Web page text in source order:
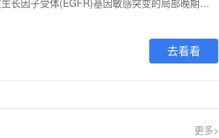
【功能主治】 本品适用于以下患者治疗： 1.具有表皮生长因子受体(EGFR)基因敏感突变的局部晚期或转移性非小细胞肺癌(NSCLC)，既往未接受过EGFR酪氨酸激酶抑制剂(TKI)治疗。 2.含铂化疗期间或化疗后疾病进展的局部晚期或转移性鳞状组织学类型的非小细胞肺癌(NSCLC)
去看看
更多>